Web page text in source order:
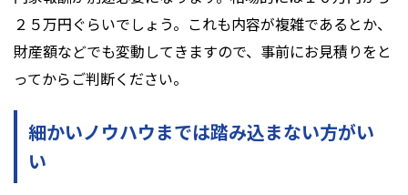
２５万円ぐらいでしょう。これも内容が複雑であるとか、
財産額などでも変動してきますので、事前にお見積りをと
ってからご判断ください。
細かいノウハウまでは踏み込まない方がい
い